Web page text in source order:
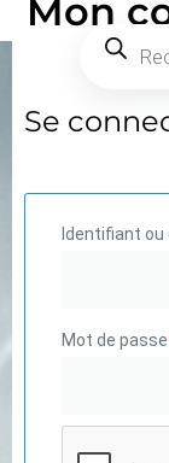
Mon
Se
Identifiant ou
Mot de passe